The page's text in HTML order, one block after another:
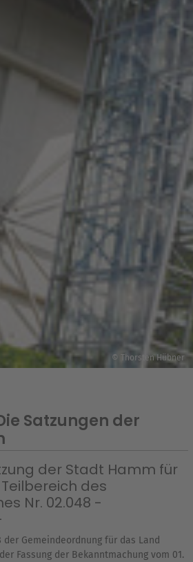
© Thorsten Hübner
Satzungen der
der Stadt Hamm für
des
Nr. 02.048 -
der Gemeindeordnung für das Land
Fassung der Bekanntmachung vom 01.